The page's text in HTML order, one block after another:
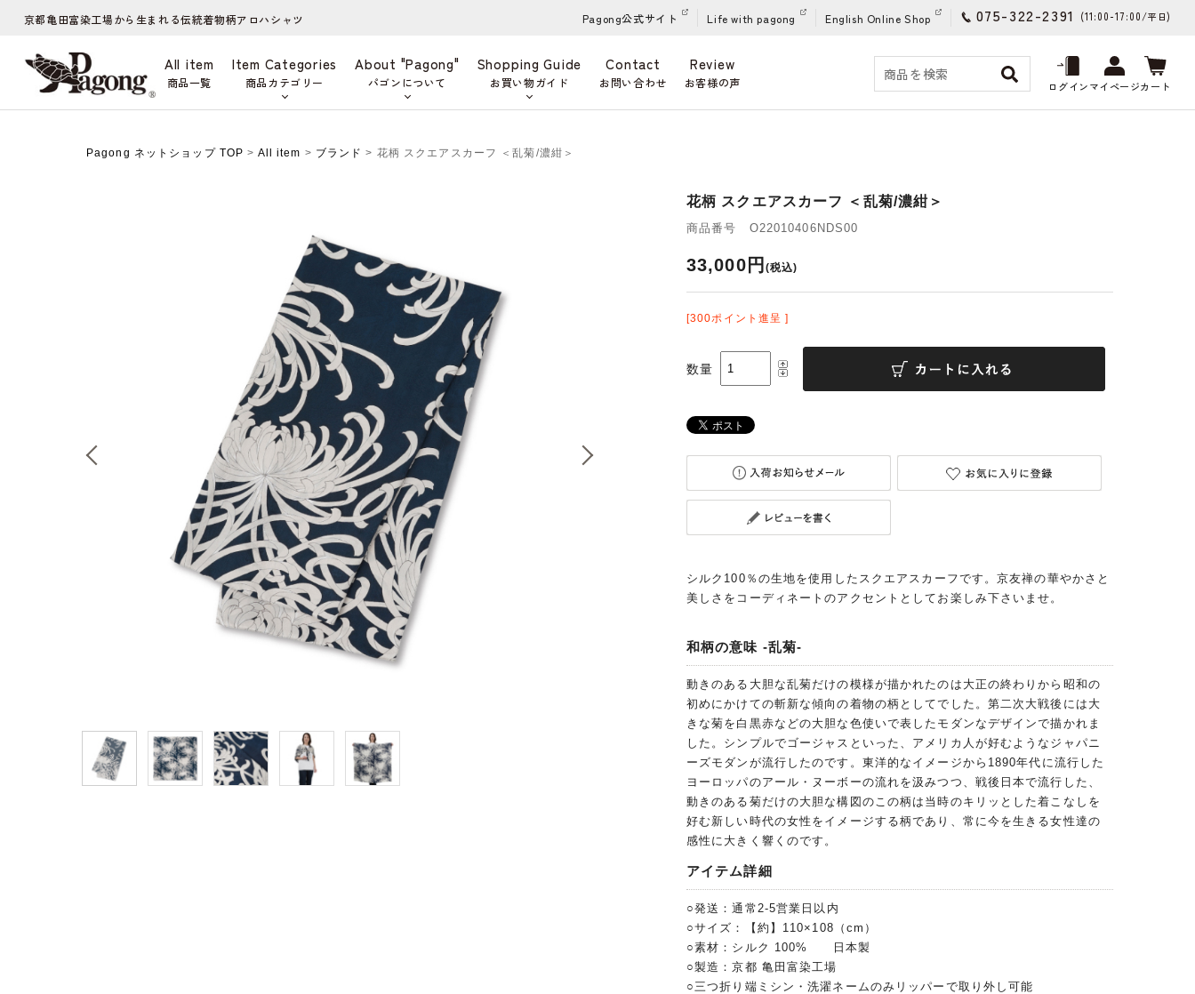
京都亀田富染工場から生まれる伝統着物柄アロハシャツ Pagong公式サイト Life with pagong English Online Shop 075-322-2391 (11:00-17:00/平日)
All item
商品一覧
Item Categories
商品カテゴリー
About "Pagong"
パゴンについて
Shopping Guide
お買い物ガイド
Contact
お問い合わせ
Review
お客様の声 ログインマイページカート
Pagong ネットショップ TOP > All item > ブランド > 花柄 スクエアスカーフ ＜乱菊/濃紺＞
花柄 スクエアスカーフ ＜乱菊/濃紺＞
商品番号 O22010406NDS00
33,000円 (税込)
[300ポイント進呈 ]
数量
シルク100％の生地を使用したスクエアスカーフです。京友禅の華やかさと
美しさをコーディネートのアクセントとしてお楽しみ下さいませ。
和柄の意味 -乱菊-
動きのある大胆な乱菊だけの模様が描かれたのは大正の終わりから昭和の
初めにかけての斬新な傾向の着物の柄としてでした。第二次大戦後には大
きな菊を白黒赤などの大胆な色使いで表したモダンなデザインで描かれま
した。シンプルでゴージャスといった、アメリカ人が好むようなジャパニ
ーズモダンが流行したのです。東洋的なイメージから1890年代に流行した
ヨーロッパのアール・ヌーボーの流れを汲みつつ、戦後日本で流行した、
動きのある菊だけの大胆な構図のこの柄は当時のキリッとした着こなしを
好む新しい時代の女性をイメージする柄であり、常に今を生きる女性達の
感性に大きく響くのです。
アイテム詳細
○発送：通常2-5営業日以内
○サイズ：【約】110×108（cm）
○素材：シルク 100% 日本製
○製造：京都 亀田富染工場
○三つ折り端ミシン・洗濯ネームのみリッパーで取り外し可能